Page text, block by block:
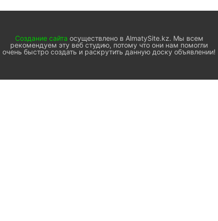
Создание сайта осуществлено в AlmatySite.kz. Мы всем
рекомендуем эту веб студию, потому что они нам помогли
очень быстро создать и раскрутить данную доску объявлении!